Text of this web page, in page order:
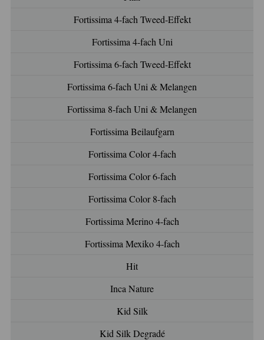
Fortissima 4-fach Tweed-Effekt
Fortissima 4-fach Uni
Fortissima 6-fach Tweed-Effekt
Fortissima 6-fach Uni & Melangen
Fortissima 8-fach Uni & Melangen
Fortissima Beilaufgarn
Fortissima Color 4-fach
Fortissima Color 6-fach
Fortissima Color 8-fach
Fortissima Merino 4-fach
Fortissima Mexiko 4-fach
Hit
Inca Nature
Kid Silk
Kid Silk Degradé